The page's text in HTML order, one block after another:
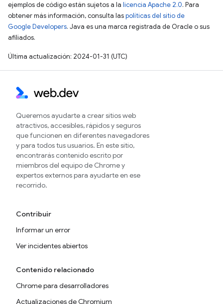
ejemplos de código están sujetos a la licencia Apache 2.0. Para
obtener más información, consulta laspolíticas del sitio de
Google Developers. Java es una marca registrada de Oracle o sus
afiliados.
Última actualización: 2024-01-31 (UTC)
Queremos ayudarte a crear sitios web
atractivos, accesibles, rápidos y seguros
que funcionen en diferentes navegadores
y para todos tus usuarios. En este sitio,
encontrarás contenido escrito por
miembros del equipo de Chrome y
expertos externos para ayudarte en ese
recorrido.
Contribuir
Informar un error
Ver incidentes abiertos
Contenido relacionado
Chrome para desarrolladores
Actualizaciones de Chromium